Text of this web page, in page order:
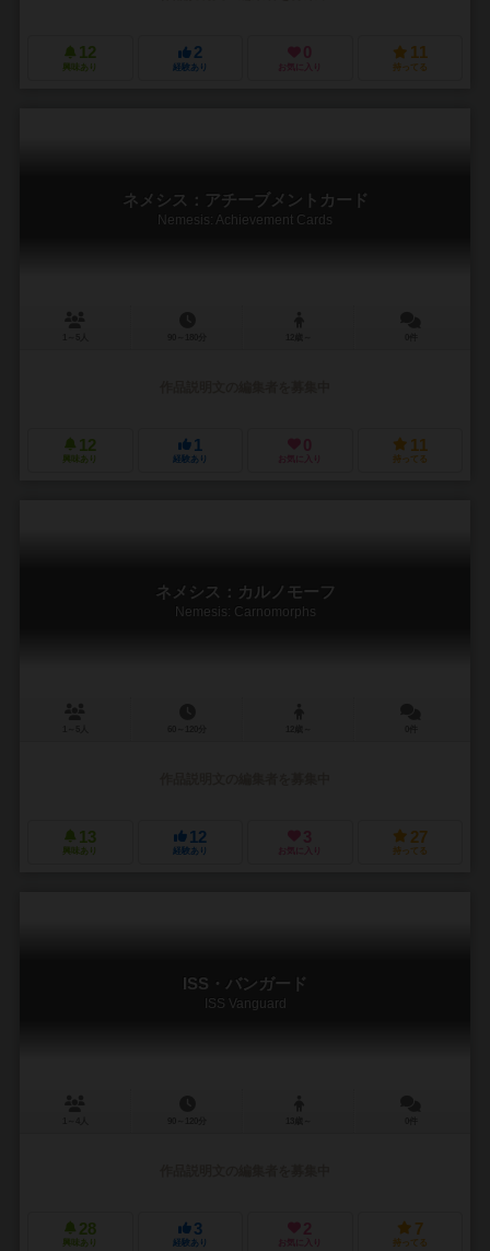
12
興味あり
2
経験あり
0
お気に入り
11
持ってる
ネメシス：アチーブメントカード
Nemesis: Achievement Cards
12
興味あり
1
経験あり
0
お気に入り
11
持ってる
ネメシス：カルノモーフ
Nemesis: Carnomorphs
13
興味あり
12
経験あり
3
お気に入り
27
持ってる
ISS・バンガード
ISS Vanguard
28
興味あり
3
経験あり
2
お気に入り
7
持ってる